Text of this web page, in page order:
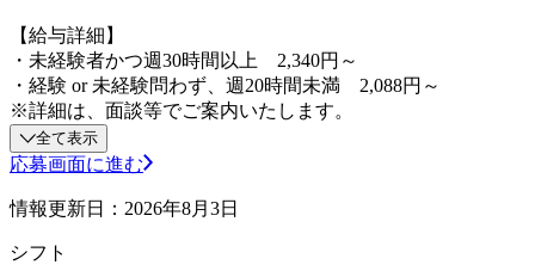
【給与詳細】
・未経験者かつ週30時間以上 2,340円～
・経験 or 未経験問わず、週20時間未満 2,088円～
※詳細は、面談等でご案内いたします。
全て表示
応募画面に進む
情報更新日：2026年8月3日
シフト